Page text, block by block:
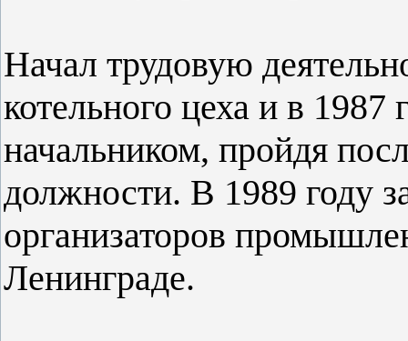
Начал трудовую
котельного цеха и в 1987
начальником, пройдя
должности. В 1989 году
организаторов
Ленинграде.